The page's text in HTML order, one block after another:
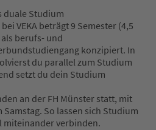
: Bachelor of Science (B.Sc.) im
duale Studium
VEKA beträgt 9 Semester (4,5
berufs- und
konzipiert. In
du parallel zum Studium
setzt du dein Studium
an der FH Münster statt, mit
So lassen sich Studium
miteinander verbinden.